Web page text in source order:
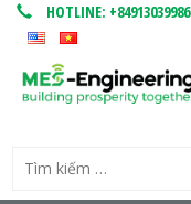
HOTLINE: +84913039986